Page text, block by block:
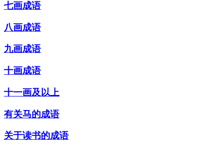
七画成语
八画成语
九画成语
十画成语
十一画及以上
有关马的成语
关于读书的成语